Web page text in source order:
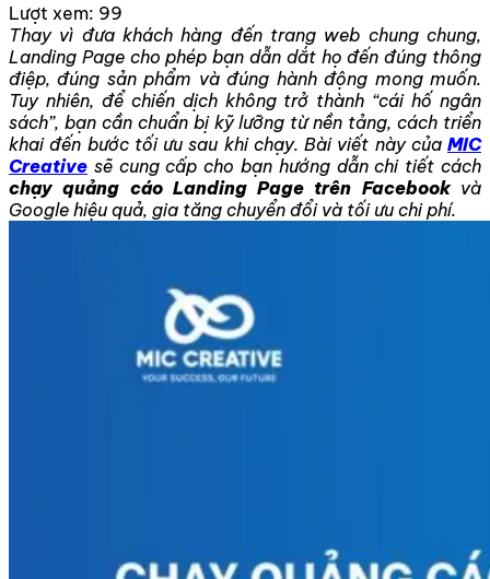
Lượt xem: 99
Thay vì đưa khách hàng đến trang web chung chung,
Landing Page cho phép bạn dẫn dắt họ đến đúng thông
điệp, đúng sản phẩm và đúng hành động mong muốn.
Tuy nhiên, để chiến dịch không trở thành “cái hố ngân
sách”, bạn cần chuẩn bị kỹ lưỡng từ nền tảng, cách triển
khai đến bước tối ưu sau khi chạy. Bài viết này của MIC
Creative sẽ cung cấp cho bạn hướng dẫn chi tiết cách
chạy quảng cáo Landing Page trên Facebook và
Google hiệu quả, gia tăng chuyển đổi và tối ưu chi phí.